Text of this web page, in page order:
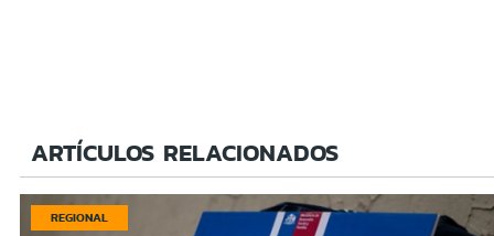
ARTÍCULOS RELACIONADOS
REGIONAL